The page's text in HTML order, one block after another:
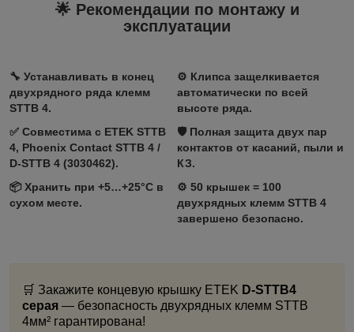
🌟 Рекомендации по монтажу и
эксплуатации
🔧 Устанавливать в конец
двухрядного ряда клемм
STTB 4.
⚙️ Клипса защелкивается
автоматически по всей
высоте ряда.
✅ Совместима с ETEK STTB
4, Phoenix Contact STTB 4 /
D‑STTB 4 (3030462).
🛡️ Полная защита двух пар
контактов от касаний, пыли и
КЗ.
📦Хранить при +5…+25°C в
сухом месте.
⚙️ 50 крышек = 100
двухрядных клемм STTB 4
завершено безопасно.
🛒 Закажите концевую крышку ETEK D-STTB4
серая — безопасность двухрядных клемм STTB
4мм² гарантирована!